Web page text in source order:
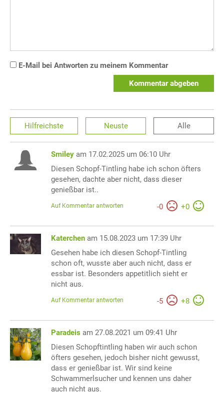
E-Mail bei Antworten zu meinem Kommentar
Kommentar abgeben
Hilfreichste Neuste Alle
Smiley am 17.02.2025 um 06:10 Uhr
Diesen Schopf-Tintling habe ich schon öfters
gesehen, dachte aber nicht, dass dieser
genießbar ist..
-0 +0
Auf Kommentar antworten
Katerchen am 15.08.2023 um 17:39 Uhr
Gesehen habe ich diesen Schopf-Tintling
schon oft, wusste aber auch nicht, dass er
essbar ist. Besonders appetitlich sieht er
nicht aus.
-5 +8
Auf Kommentar antworten
Paradeis am 27.08.2021 um 09:41 Uhr
Diesen Schopftintling haben wir auch schon
öfters gesehen, jedoch bisher nicht gewusst,
dass er genießbar ist. Wir sind keine
Schwammerlsucher und kennen uns daher
auch nicht aus.